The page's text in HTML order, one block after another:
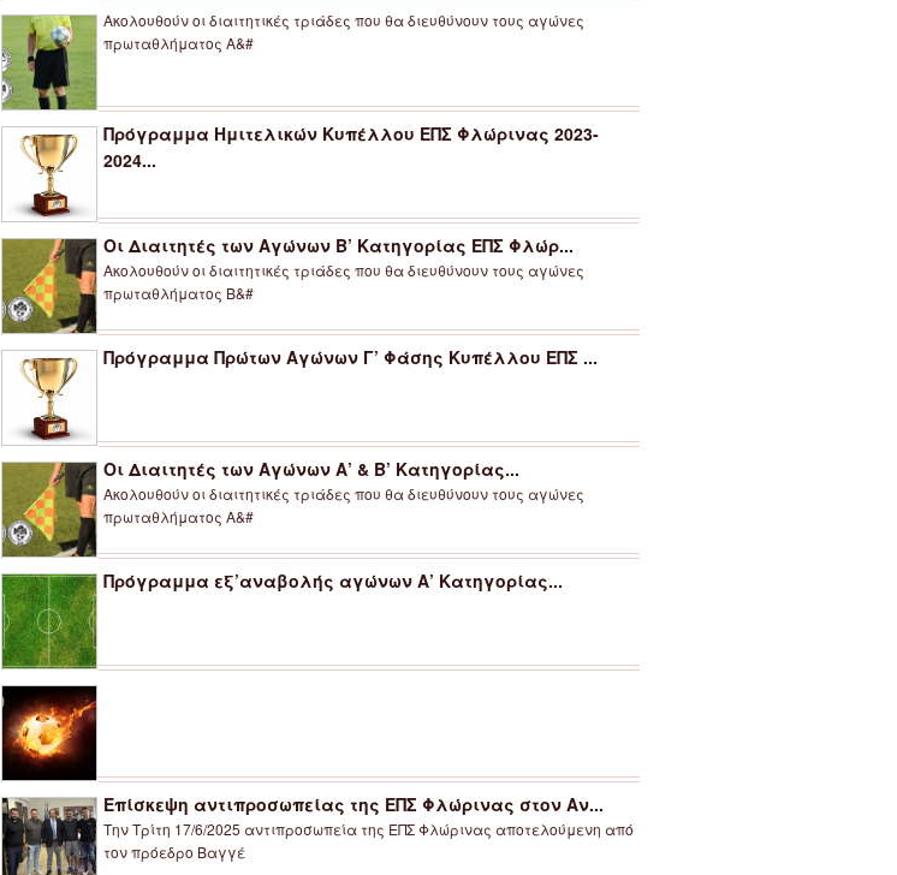
Ακολουθούν οι διαιτητικές τριάδες που θα διευθύνουν τους αγώνες
πρωταθλήματος Α&#
Πρόγραμμα Ημιτελικών Κυπέλλου ΕΠΣ Φλώρινας 2023-
2024...
Οι Διαιτητές των Αγώνων Β’ Κατηγορίας ΕΠΣ Φλώρ...
Ακολουθούν οι διαιτητικές τριάδες που θα διευθύνουν τους αγώνες
πρωταθλήματος Β&#
Πρόγραμμα Πρώτων Αγώνων Γ’ Φάσης Κυπέλλου ΕΠΣ ...
Οι Διαιτητές των Αγώνων Α’ & Β’ Κατηγορίας...
Ακολουθούν οι διαιτητικές τριάδες που θα διευθύνουν τους αγώνες
πρωταθλήματος Α&#
Πρόγραμμα εξ’αναβολής αγώνων Α’ Κατηγορίας...
Επίσκεψη αντιπροσωπείας της ΕΠΣ Φλώρινας στον Αν...
Την Τρίτη 17/6/2025 αντιπροσωπεία της ΕΠΣ Φλώρινας αποτελούμενη από
τον πρόεδρο Βαγγέ